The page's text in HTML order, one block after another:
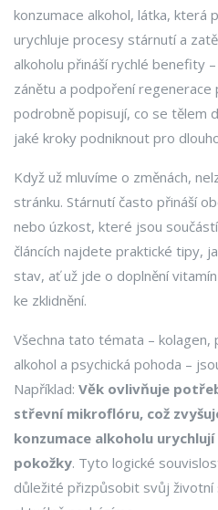
konzumace alkohol, látka, která
urychluje procesy stárnutí a
alkoholu přináší rychlé benefity
zánětu a podpoření regenerace
podrobně popisují, co se tělem
jaké kroky podniknout pro
Když už mluvíme o změnách,
stránku. Stárnutí často přináší
nebo úzkost, které jsou součástí
článcích najdete praktické tipy,
stav, ať už jde o doplnění
ke zklidnění.
Všechna tato témata –
alkohol a psychická pohoda –
Například: Věk ovlivňuje
střevní mikroflóru, což
konzumace alkoholu
pokožky. Tyto logické
důležité přizpůsobit svůj